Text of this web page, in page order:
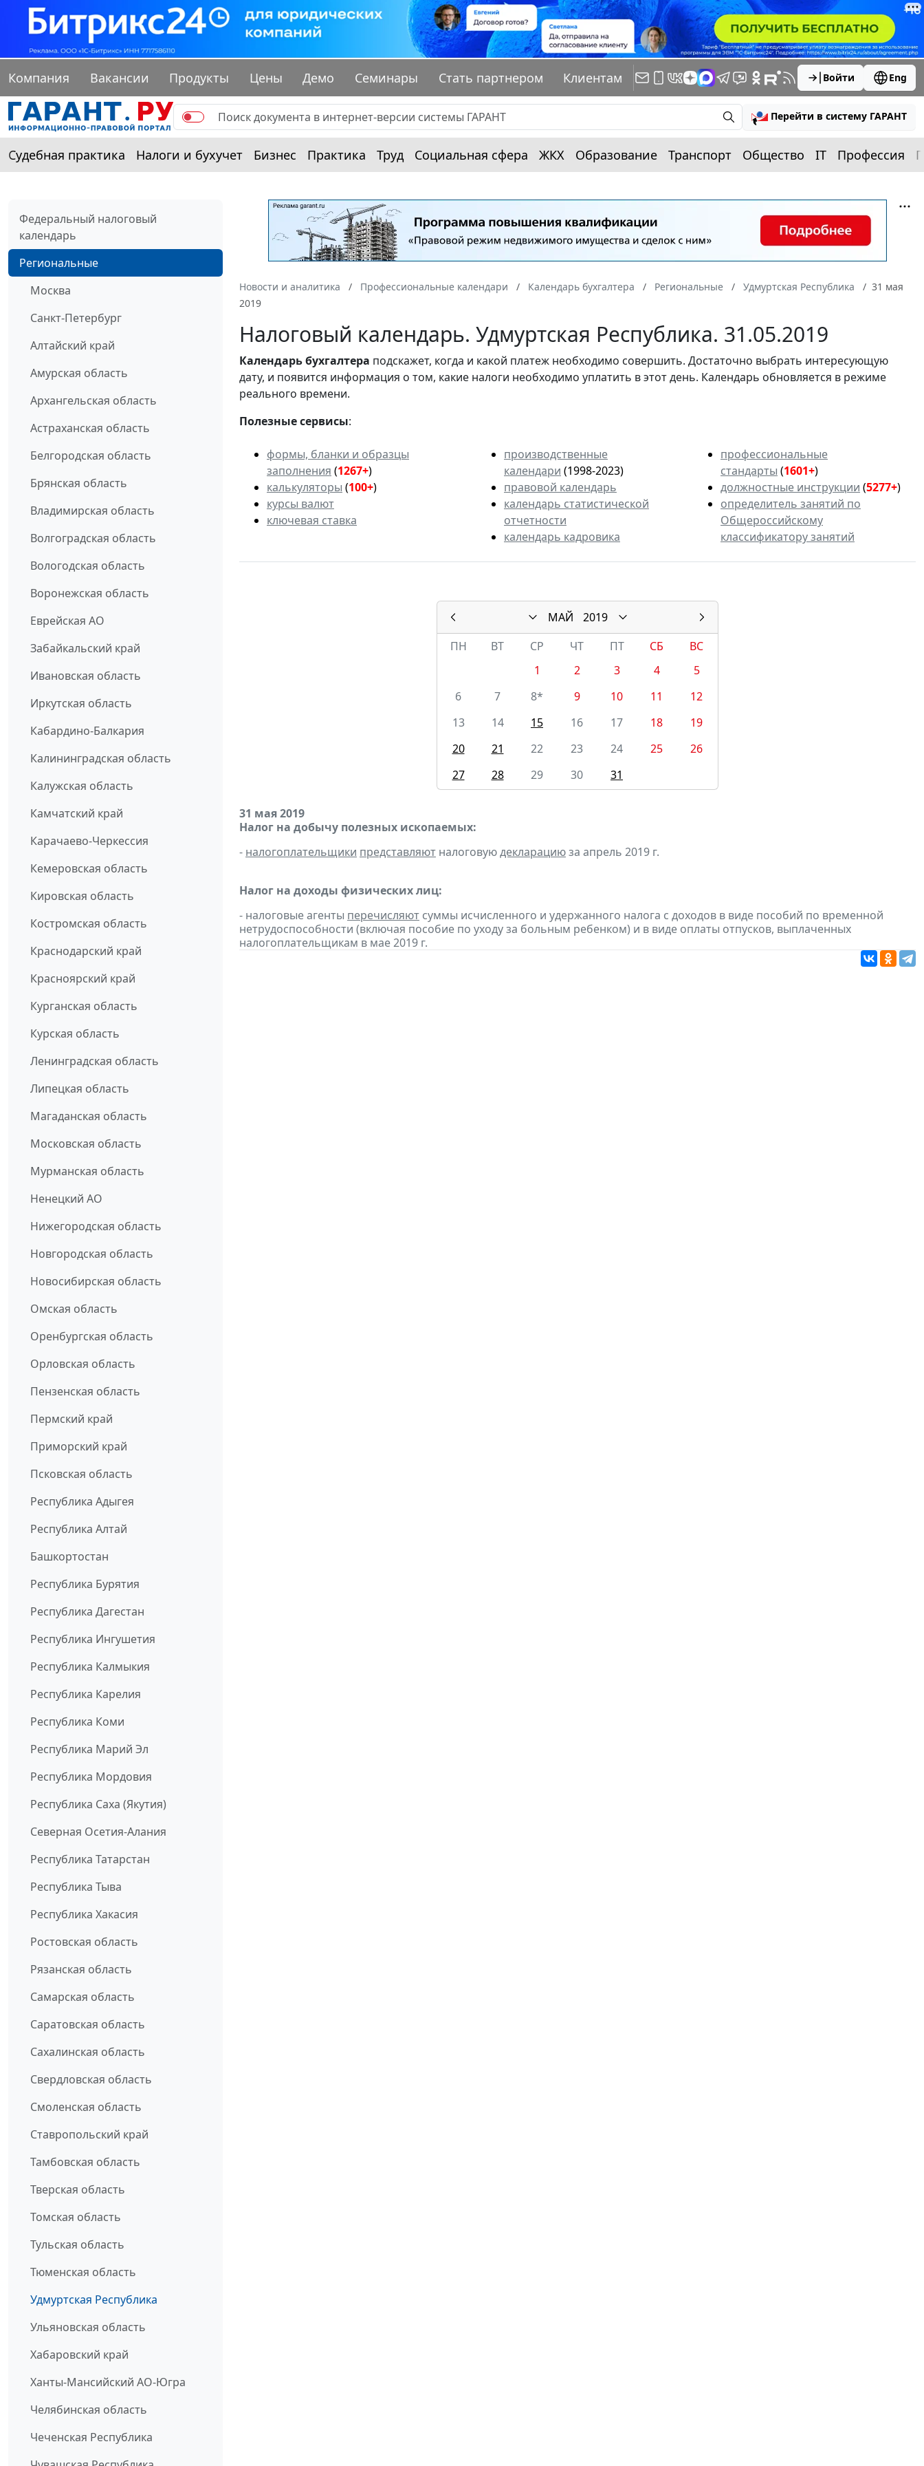
Компания Вакансии Продукты Цены Демо Семинары Стать партнером Клиентам Войти Eng
Перейти в систему ГАРАНТ
Судебная практика Налоги и бухучет Бизнес Практика Труд Социальная сфера ЖКХ Образование Транспорт Общество IT Профессия
Федеральный налоговый
календарь
Региональные
Москва
Санкт-Петербург
Алтайский край
Амурская область
Архангельская область
Астраханская область
Белгородская область
Брянская область
Владимирская область
Волгоградская область
Вологодская область
Воронежская область
Еврейская АО
Забайкальский край
Ивановская область
Иркутская область
Кабардино-Балкария
Калининградская область
Калужская область
Камчатский край
Карачаево-Черкессия
Кемеровская область
Кировская область
Костромская область
Краснодарский край
Красноярский край
Курганская область
Курская область
Ленинградская область
Липецкая область
Магаданская область
Московская область
Мурманская область
Ненецкий АО
Нижегородская область
Новгородская область
Новосибирская область
Омская область
Оренбургская область
Орловская область
Пензенская область
Пермский край
Приморский край
Псковская область
Республика Адыгея
Республика Алтай
Башкортостан
Республика Бурятия
Республика Дагестан
Республика Ингушетия
Республика Калмыкия
Республика Карелия
Республика Коми
Республика Марий Эл
Республика Мордовия
Республика Саха (Якутия)
Северная Осетия-Алания
Республика Татарстан
Республика Тыва
Республика Хакасия
Ростовская область
Рязанская область
Самарская область
Саратовская область
Сахалинская область
Свердловская область
Смоленская область
Ставропольский край
Тамбовская область
Тверская область
Томская область
Тульская область
Тюменская область
Удмуртская Республика
Ульяновская область
Хабаровский край
Ханты-Мансийский АО-Югра
Челябинская область
Чеченская Республика
Новости и аналитика Профессиональные календари Календарь бухгалтера Региональные Удмуртская Республика
31 мая
2019
Налоговый календарь. Удмуртская Республика. 31.05.2019
Календарьбухгалтера подскажет, когда и какой платеж необходимо совершить. Достаточно выбрать интересующую
дату, и появится информация о том, какие налоги необходимо уплатить в этот день. Календарь обновляется в режиме
реального времени.
Полезные сервисы:
формы, бланки и образцы
заполнения (1267+)
калькуляторы (100+)
курсы валют
ключевая ставка
производственные
календари (1998-2023)
правовой календарь
календарь статистической
отчетности
календарь кадровика
профессиональные
стандарты (1601+)
должностные инструкции (5277+)
определитель занятий по
Общероссийскому
классификатору занятий
МАЙ
2019
ПН
ВТ СР ЧТ ПТ СБ
ВС
1
2 3 4
5
6
7 8* 9 10 11
12
13
14 15 16 17 18
19
20
21 22 23 24 25
26
27
28 29 30 31
31 мая 2019
Налог на добычу полезных ископаемых:
- налогоплательщики представляют налоговуюдекларациюза апрель 2019 г.
Налог на доходы физических лиц:
- налоговые агенты перечисляют суммы исчисленного и удержанного налога с доходов в виде пособий по временной
нетрудоспособности (включая пособие по уходу за больным ребенком) и в виде оплаты отпусков, выплаченных
налогоплательщикам в мае 2019 г.